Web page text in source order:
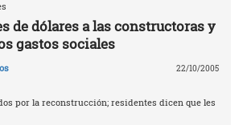
de dólares a las constructoras y
gastos sociales
22/10/2005
por la reconstrucción; residentes dicen que les